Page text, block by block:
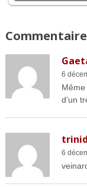
6
d’un
6